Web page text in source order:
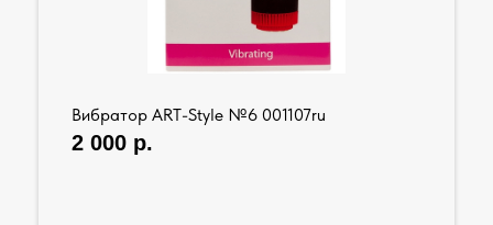
Вибратор ART-Style №6 001107ru
2 000 р.